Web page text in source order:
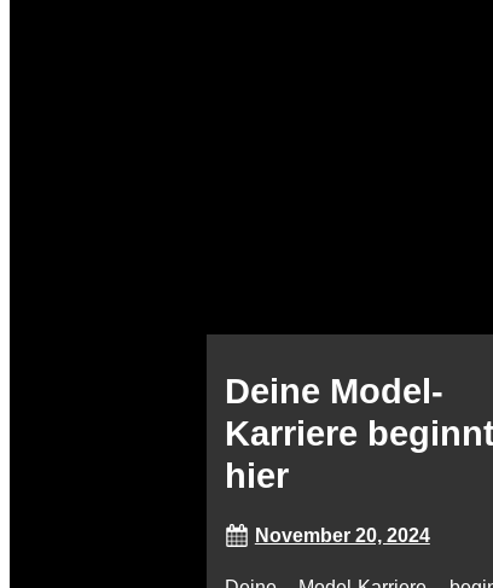
Deine Model-
Karriere
hier
November 20, 2024